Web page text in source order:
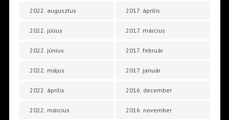
2022. augusztus
2022. július
2022. június
2022. május
2022. április
2022. március
2017. április
2017. március
2017. február
2017. január
2016. december
2016. november